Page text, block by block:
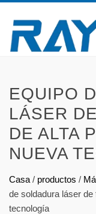
EQUIPO
LÁSER
DE ALTA
NUEVA
Casa / productos /
de soldadura láser
tecnología